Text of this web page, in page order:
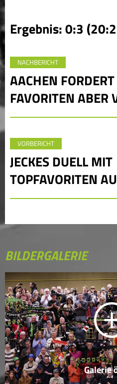
Ergebnis: 0:3
NACHBERICHT
AACHEN
FAVORITEN ABER
VORBERICHT
JECKES DUELL MIT
TOPFAVORITEN
BILDERGALERIE
Galerie